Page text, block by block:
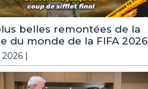
belles remontées de la
du monde de la FIFA 2026
|